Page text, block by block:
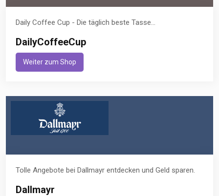
Daily Coffee Cup - Die täglich beste Tasse...
DailyCoffeeCup
Weiter zum Shop
Tolle Angebote bei Dallmayr entdecken und Geld sparen.
Dallmayr